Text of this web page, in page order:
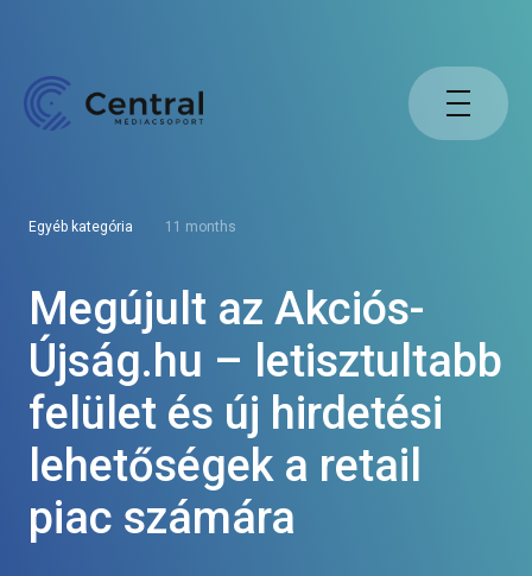
Egyéb kategória 11 months
Megújult az Akciós-
Újság.hu – letisztultabb
felület és új hirdetési
lehetőségek a retail
piac számára